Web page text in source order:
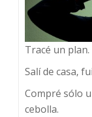
Tracé un plan.
Salí de casa,
Compré sólo
cebolla.